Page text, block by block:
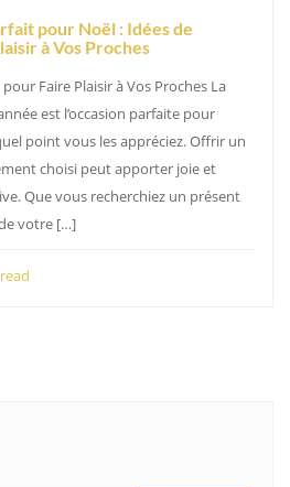
pour Noël : Idées de
à Vos Proches
Faire Plaisir à Vos Proches La
est l’occasion parfaite pour
point vous les appréciez. Offrir un
choisi peut apporter joie et
Que vous recherchiez un présent
votre […]